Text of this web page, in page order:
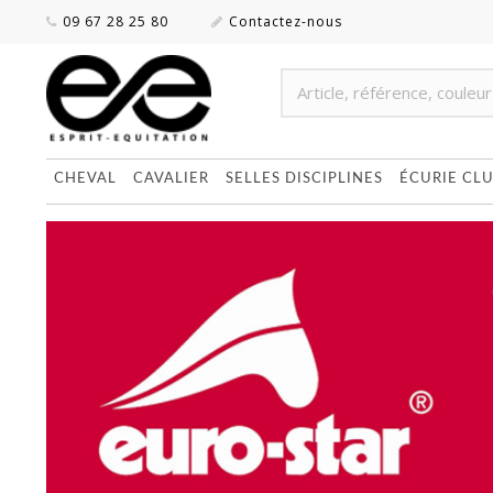
09 67 28 25 80 Contactez-nous
CHEVAL CAVALIER SELLES DISCIPLINES ÉCURIE